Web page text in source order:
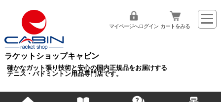
ラケットショップキャビン
確かなガット張り技術と安心の国内正規品をお届けする
テニス・バドミントン用品専門店です。
マイページへログイン カートをみる